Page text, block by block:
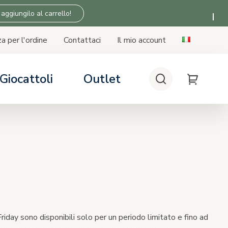
al carrello!
per l'ordine Contattaci
Il mio account
Giocattoli Outlet Cerca My Cart
sono disponibili solo per un periodo limitato e fino ad